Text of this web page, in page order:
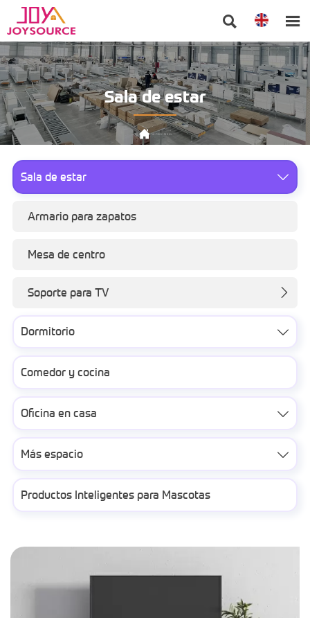
 
Sala de estar
Inicio Producto Sala de estar
Sala de estar 
Armario para zapatos
Mesa de centro
Soporte para TV 
Dormitorio 
Comedor y cocina
Oficina en casa 
Más espacio 
Productos Inteligentes para Mascotas